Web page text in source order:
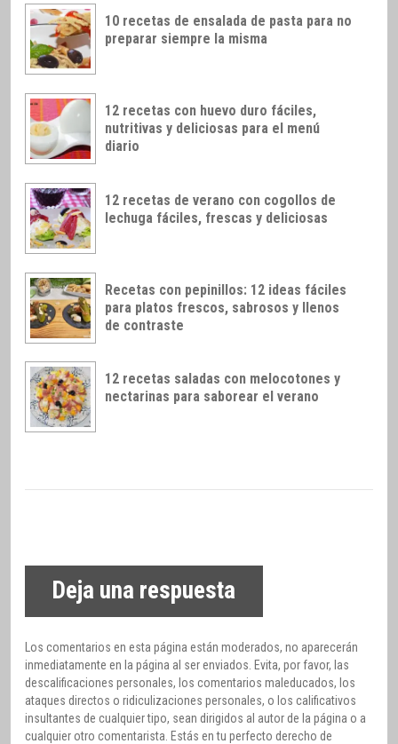
10 recetas de ensalada de pasta para no
preparar siempre la misma
12 recetas con huevo duro fáciles,
nutritivas y deliciosas para el menú
diario
12 recetas de verano con cogollos de
lechuga fáciles, frescas y deliciosas
Recetas con pepinillos: 12 ideas fáciles
para platos frescos, sabrosos y llenos
de contraste
12 recetas saladas con melocotones y
nectarinas para saborear el verano
Deja una respuesta
Los comentarios en esta página están moderados, no aparecerán
inmediatamente en la página al ser enviados. Evita, por favor, las
descalificaciones personales, los comentarios maleducados, los
ataques directos o ridiculizaciones personales, o los calificativos
insultantes de cualquier tipo, sean dirigidos al autor de la página o a
cualquier otro comentarista. Estás en tu perfecto derecho de